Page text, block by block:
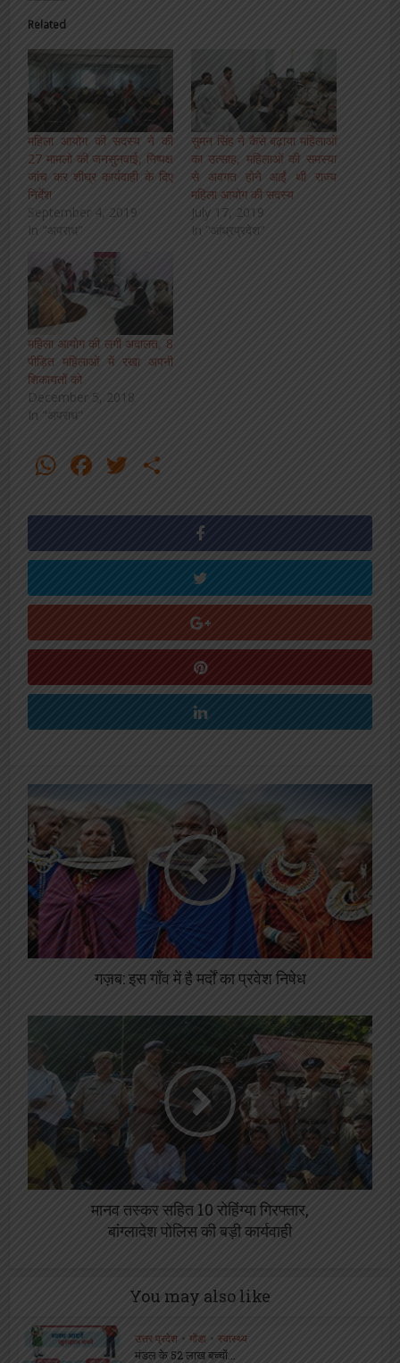
Related
महिला आयोग की सदस्य ने की
27 मामलो की जनसुनवाई, निष्पक्ष
जांच कर शीघ्र कार्यवाही के दिए
निर्देश
September 4, 2019
In "अपराध"
सुमन सिंह ने कैसे बढ़ाया महिलाओं
का उत्साह, महिलाओं की समस्या
से अवगत होने आईं थी राज्य
महिला आयोग की सदस्य
July 17, 2019
In "आंध्रप्रदेश"
महिला आयोग की लगी अदालत, 8
पीड़ित महिलाओं में रखा अपनी
शिकायतों को
December 5, 2018
In "अपराध"
WhatsApp
Facebook
Twitter
गज़ब: इस गाँव में है मर्दों का प्रवेश निषेध
मानव तस्कर सहित 10 रोहिंग्या गिरफ्तार,
बांग्लादेश पोलिस की बड़ी कार्यवाही
You may also like
उत्तर प्रदेश • गोंडा • स्वास्थ्य
मंडल के 52 लाख बच्चों...